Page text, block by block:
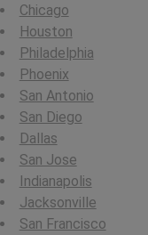
Chicago
Houston
Philadelphia
Phoenix
San Antonio
San Diego
Dallas
San Jose
Indianapolis
Jacksonville
San Francisco